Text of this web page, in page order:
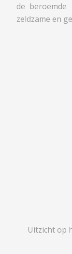
de beroemde
zeldzame en
Uitzicht op